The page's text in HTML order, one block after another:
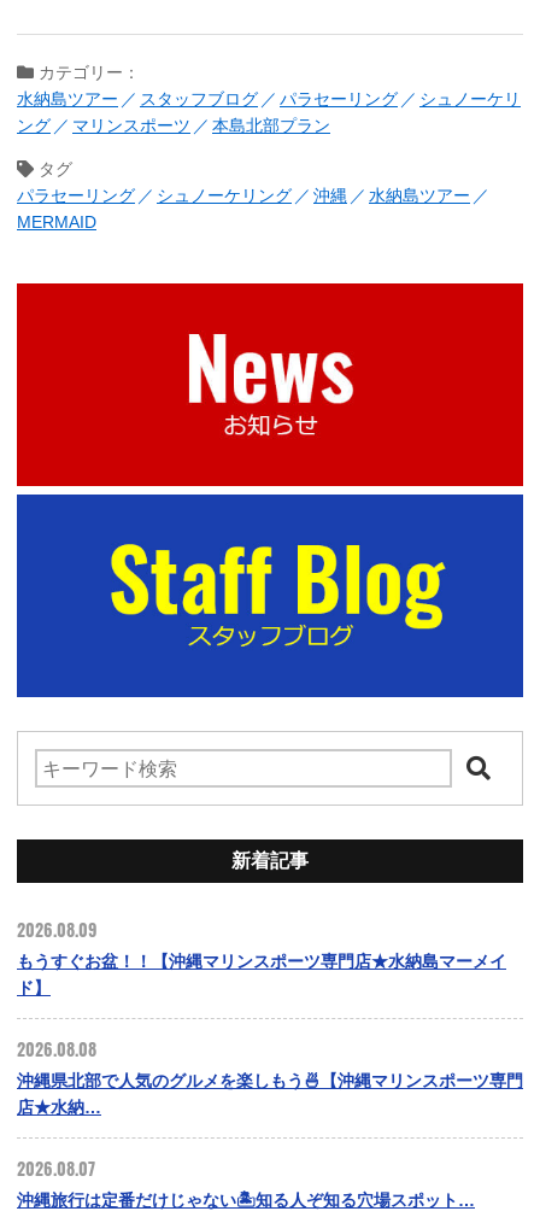
カテゴリー：
水納島ツアー
スタッフブログ パラセーリング
シュノーケリ
ング
マリンスポーツ 本島北部プラン
タグ
パラセーリング
シュノーケリング 沖縄
水納島ツアー
MERMAID
新着記事
2026.08.09
もうすぐお盆！！【沖縄マリンスポーツ専門店★水納島マーメイ
ド】
2026.08.08
沖縄県北部で人気のグルメを楽しもう🍜【沖縄マリンスポーツ専門
店★水納…
2026.08.07
沖縄旅行は定番だけじゃない🏝️知る人ぞ知る穴場スポット…